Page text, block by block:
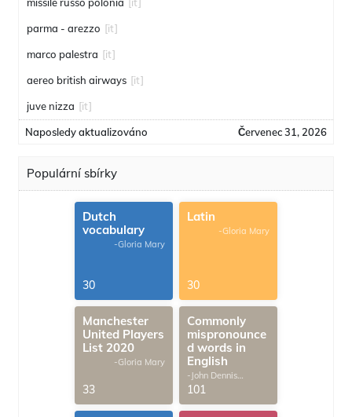
parma - arezzo [it]
marco palestra [it]
aereo british airways [it]
juve nizza [it]
Naposledy aktualizováno Červenec 31, 2026
Populární sbírky
Dutch
vocabulary
-Gloria Mary
30
Latin
-Gloria Mary
30
Manchester
United Players
List 2020
-Gloria Mary
33
Commonly
mispronounce
d words in
English
-John Dennis
G.Thomas
101